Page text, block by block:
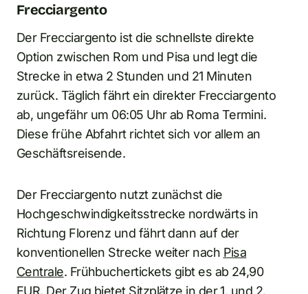
Frecciargento
Der Frecciargento ist die schnellste direkte
Option zwischen Rom und Pisa und legt die
Strecke in etwa 2 Stunden und 21 Minuten
zurück. Täglich fährt ein direkter Frecciargento
ab, ungefähr um 06:05 Uhr ab Roma Termini.
Diese frühe Abfahrt richtet sich vor allem an
Geschäftsreisende.
Der Frecciargento nutzt zunächst die
Hochgeschwindigkeitsstrecke nordwärts in
Richtung Florenz und fährt dann auf der
konventionellen Strecke weiter nach Pisa
Centrale. Frühbuchertickets gibt es ab 24,90
EUR. Der Zug bietet Sitzplätze in der 1. und 2.